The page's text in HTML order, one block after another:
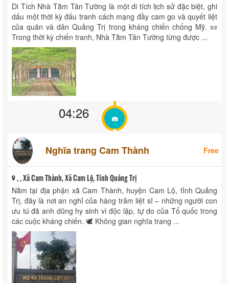
Di Tích Nhà Tằm Tân Tường là một di tích lịch sử đặc biệt, ghi
dấu một thời kỳ đấu tranh cách mạng đầy cam go và quyết liệt
của quân và dân Quảng Trị trong kháng chiến chống Mỹ. 📜
Trong thời kỳ chiến tranh, Nhà Tằm Tân Tường từng được ...
04:26
Nghĩa trang Cam Thành Free
, , Xã Cam Thành, Xã Cam Lộ, Tỉnh Quảng Trị
Nằm tại địa phận xã Cam Thành, huyện Cam Lộ, tỉnh Quảng
Trị, đây là nơi an nghỉ của hàng trăm liệt sĩ – những người con
ưu tú đã anh dũng hy sinh vì độc lập, tự do của Tổ quốc trong
các cuộc kháng chiến. 🕊️ Không gian nghĩa trang ...